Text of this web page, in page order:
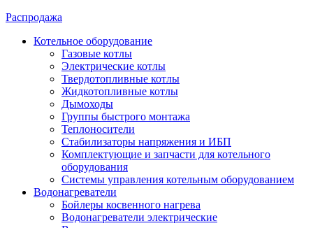
Распродажа
Котельное оборудование
Газовые котлы
Электрические котлы
Твердотопливные котлы
Жидкотопливные котлы
Дымоходы
Группы быстрого монтажа
Теплоносители
Стабилизаторы напряжения и ИБП
Комплектующие и запчасти для котельного
оборудования
Системы управления котельным оборудованием
Водонагреватели
Бойлеры косвенного нагрева
Водонагреватели электрические